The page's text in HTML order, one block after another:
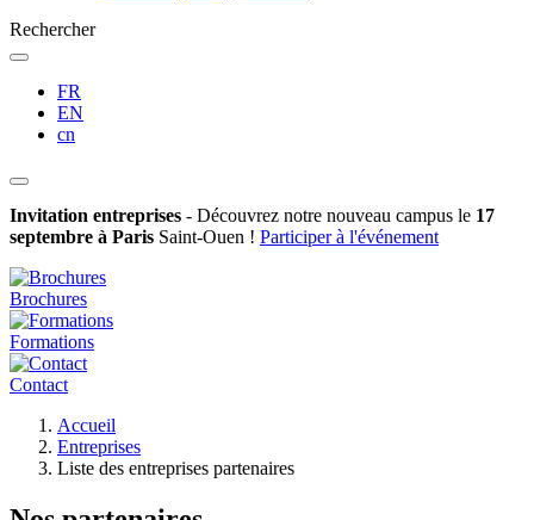
Rechercher
FR
EN
cn
Invitation entreprises - Découvrez notre nouveau campus le 17
septembre à Paris Saint-Ouen ! Participer à l'événement
Brochures
Formations
Contact
d'Ariane
Accueil
Entreprises
Liste des entreprises partenaires